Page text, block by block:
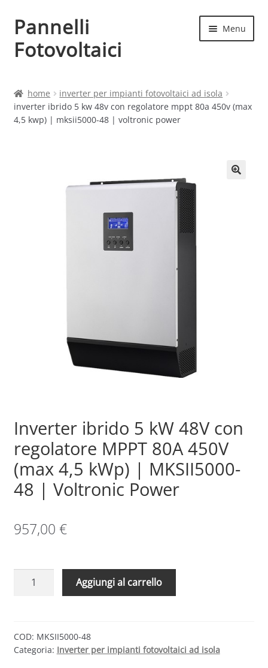
Vai
alla
navigazione
Vai
al
contenuto
Pannelli
Fotovoltaici
Menu
Cart
home
inverter per impianti fotovoltaici ad isola
inverter ibrido 5 kw 48v con regolatore mppt 80a 450v (max
4,5 kwp) | mksii5000-48 | voltronic power
Inverter ibrido 5 kW 48V con
regolatore MPPT 80A 450V
(max 4,5 kWp) | MKSII5000-
48 | Voltronic Power
957,00 €
Inverter
48V
con
Aggiungi al carrello
COD: MKSII5000-48
Categoria: Inverter per impianti fotovoltaici ad isola